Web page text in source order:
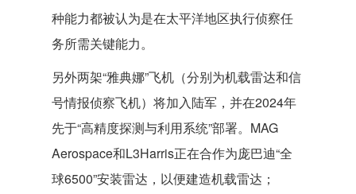
种能力都被认为是在太平洋地区执行侦察任
务所需关键能力。
另外两架“雅典娜”飞机（分别为机载雷达和信
号情报侦察飞机）将加入陆军，并在2024年
先于“高精度探测与利用系统”部署。MAG
Aerospace和L3Harris正在合作为庞巴迪“全
球6500”安装雷达，以便建造机载雷达；